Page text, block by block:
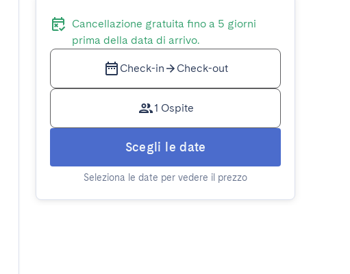
Cancellazione gratuita fino a 5 giorni
prima della data di arrivo.
Check-in Check-out
1 Ospite
Scegli le date
Seleziona le date per vedere il prezzo